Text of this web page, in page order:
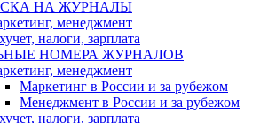
НА ЖУРНАЛЫ
менеджмент
налоги, зарплата
НОМЕРА ЖУРНАЛОВ
менеджмент
Маркетинг в России и за рубежом
Менеджмент в России и за рубежом
налоги, зарплата